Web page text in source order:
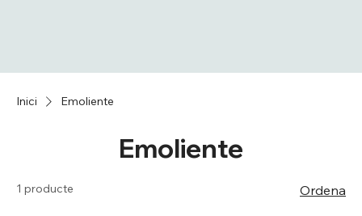
Inici Emoliente
Emoliente
1 producte Ordena